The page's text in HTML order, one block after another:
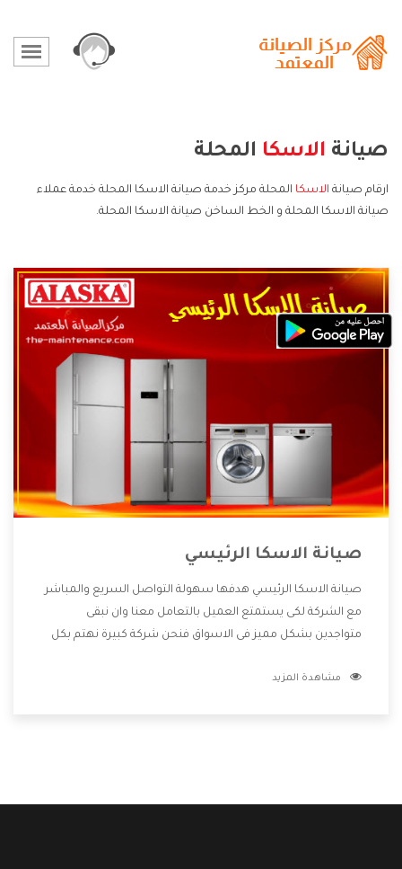
صيانة الاسكا المحلة
ارقام صيانة الاسكا المحلة مركز خدمة صيانة الاسكا المحلة خدمة عملاء
صيانة الاسكا المحلة و الخط الساخن صيانة الاسكا المحلة.
صيانة الاسكا الرئيسي
صيانة الاسكا الرئيسي هدفها سهولة التواصل السريع والمباشر
مع الشركة لكى يستمتع العميل بالتعامل معنا وان نبقى
متواجدين بشكل مميز فى الاسواق فنحن شركة كبيرة نهتم بكل
الشركة بها والتى تكون منها خدمة الصيانة التى تكون من أهم
مشاهدة المزيد